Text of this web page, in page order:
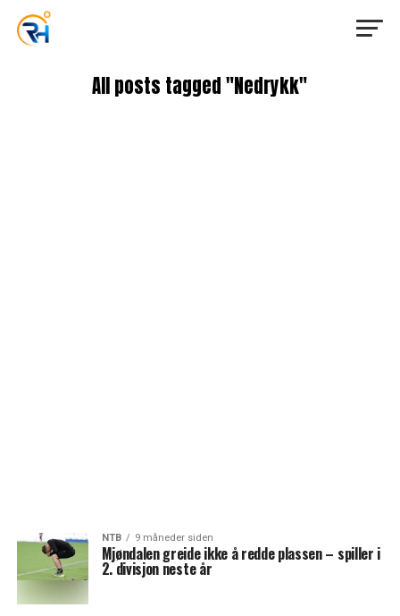
All posts tagged "Nedrykk"
NTB 9 måneder siden
Mjøndalen greide ikke å redde plassen – spiller i
2. divisjon neste år